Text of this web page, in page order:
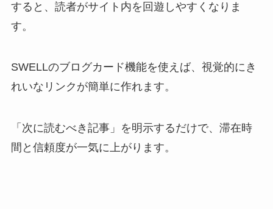
すると、読者がサイト内を回遊しやすくなりま
す。
SWELLのブログカード機能を使えば、視覚的にき
れいなリンクが簡単に作れます。
「次に読むべき記事」を明示するだけで、滞在時
間と信頼度が一気に上がります。